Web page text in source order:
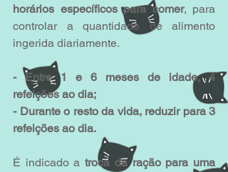
horários específicos para comer, para
controlar a quantidade de alimento
ingerida diariamente.
- Entre 1 e 6 meses de idade, 4
refeições ao dia;
- Durante o resto da vida, reduzir para 3
refeições ao dia.
É indicado a troca da ração para uma